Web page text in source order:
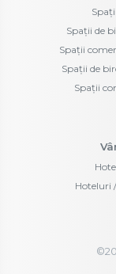
Spații de
Spații
Spații de
Spații
Hoteluri
©